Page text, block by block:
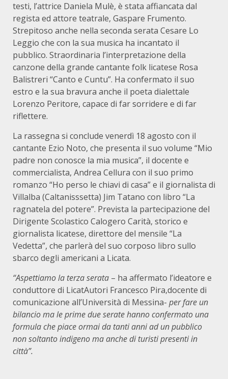
testi, l’attrice Daniela Mulè, è stata affiancata dal
regista ed attore teatrale, Gaspare Frumento.
Strepitoso anche nella seconda serata Cesare Lo
Leggio che con la sua musica ha incantato il
pubblico. Straordinaria l’interpretazione della
canzone della grande cantante folk licatese Rosa
Balistreri “Canto e Cuntu”. Ha confermato il suo
estro e la sua bravura anche il poeta dialettale
Lorenzo Peritore, capace di far sorridere e di far
riflettere.
La rassegna si conclude venerdì 18 agosto con il
cantante Ezio Noto, che presenta il suo volume “Mio
padre non conosce la mia musica”, il docente e
commercialista, Andrea Cellura con il suo primo
romanzo “Ho perso le chiavi di casa” e il giornalista di
Villalba (Caltanisssetta) Jim Tatano con libro “La
ragnatela del potere”. Prevista la partecipazione del
Dirigente Scolastico Calogero Carità, storico e
giornalista licatese, direttore del mensile “La
Vedetta”, che parlerà del suo corposo libro sullo
sbarco degli americani a Licata.
“Aspettiamo la terza serata – ha affermato l’ideatore e
conduttore di LicatAutori Francesco Pira,docente di
comunicazione all’Università di Messina- per fare un
bilancio ma le prime due serate hanno confermato una
formula che piace ormai da tanti anni ad un pubblico
non soltanto indigeno ma anche di turisti presenti in
città”.